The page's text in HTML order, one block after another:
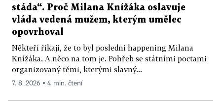
stáda“. Proč Milana Knížáka oslavuje
vláda vedená mužem, kterým umělec
opovrhoval
Někteří říkají, že to byl poslední happening Milana
Knížáka. A něco na tom je. Pohřeb se státními poctami
organizovaný těmi, kterými slavný...
7. 8. 2026 ▪ 4 min. čtení